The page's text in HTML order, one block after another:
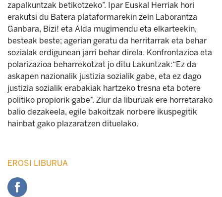
zapalkuntzak betikotzeko”. Ipar Euskal Herriak hori
erakutsi du Batera plataformarekin zein Laborantza
Ganbara, Bizi! eta Alda mugimendu eta elkarteekin,
besteak beste; agerian geratu da herritarrak eta behar
sozialak erdigunean jarri behar direla. Konfrontazioa eta
polarizazioa beharrekotzat jo ditu Lakuntzak:“Ez da
askapen nazionalik justizia sozialik gabe, eta ez dago
justizia sozialik erabakiak hartzeko tresna eta botere
politiko propiorik gabe”. Ziur da liburuak ere horretarako
balio dezakeela, egile bakoitzak norbere ikuspegitik
hainbat gako plazaratzen dituelako.
EROSI LIBURUA